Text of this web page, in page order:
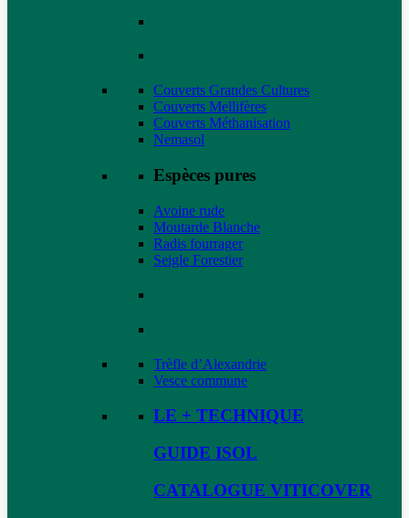
Couverts Grandes Cultures
Couverts Mellifères
Couverts Méthanisation
Nemasol
Espèces pures
Avoine rude
Moutarde Blanche
Radis fourrager
Seigle Forestier
Trèfle d’Alexandrie
Vesce commune
LE + TECHNIQUE
GUIDE ISOL
CATALOGUE VITICOVER